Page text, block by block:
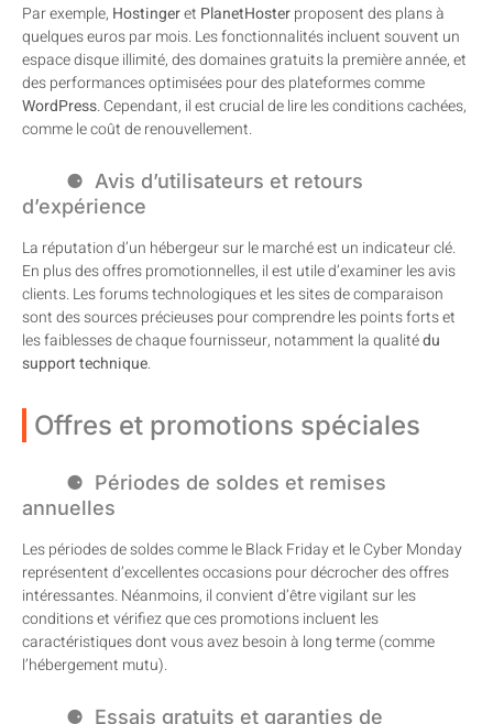
Par exemple, Hostingeret PlanetHosterproposent des plans à
quelques euros par mois. Les fonctionnalités incluent souvent un
espace disque illimité, des domaines gratuits la première année, et
des performances optimisées pour des plateformes comme
WordPress. Cependant, il est crucial de lire les conditions cachées,
comme le coût de renouvellement.
Avis d’utilisateurs et retours
d’expérience
La réputation d’un hébergeur sur le marché est un indicateur clé.
En plus des offres promotionnelles, il est utile d’examiner les avis
clients. Les forums technologiques et les sites de comparaison
sont des sources précieuses pour comprendre les points forts et
les faiblesses de chaque fournisseur, notamment la qualitédu
support technique.
Offres et promotions spéciales
Périodes de soldes et remises
annuelles
Les périodes de soldes comme le Black Friday et le Cyber Monday
représentent d’excellentes occasions pour décrocher des offres
intéressantes. Néanmoins, il convient d’être vigilant sur les
conditions et vérifiez que ces promotions incluent les
caractéristiques dont vous avez besoin à long terme (comme
l’hébergement mutu).
Essais gratuits et garanties de